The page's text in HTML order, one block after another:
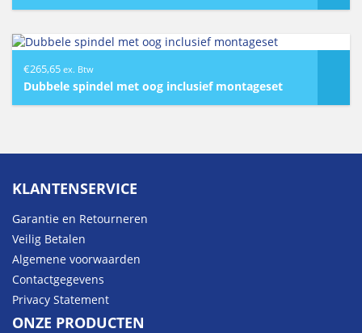
€265,65 ex. Btw
Dubbele spindel met oog inclusief montageset
KLANTENSERVICE
Garantie en Retourneren
Veilig Betalen
Algemene voorwaarden
Contactgegevens
Privacy Statement
ONZE PRODUCTEN